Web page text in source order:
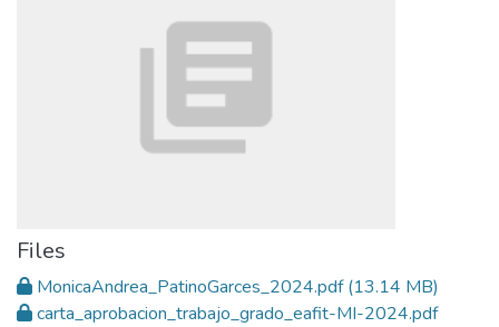
Files
MonicaAndrea_PatinoGarces_2024.pdf(13.14 MB)
carta_aprobacion_trabajo_grado_eafit-MI-2024.pdf